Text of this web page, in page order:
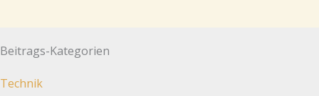
Beitrags-Kategorien
Technik